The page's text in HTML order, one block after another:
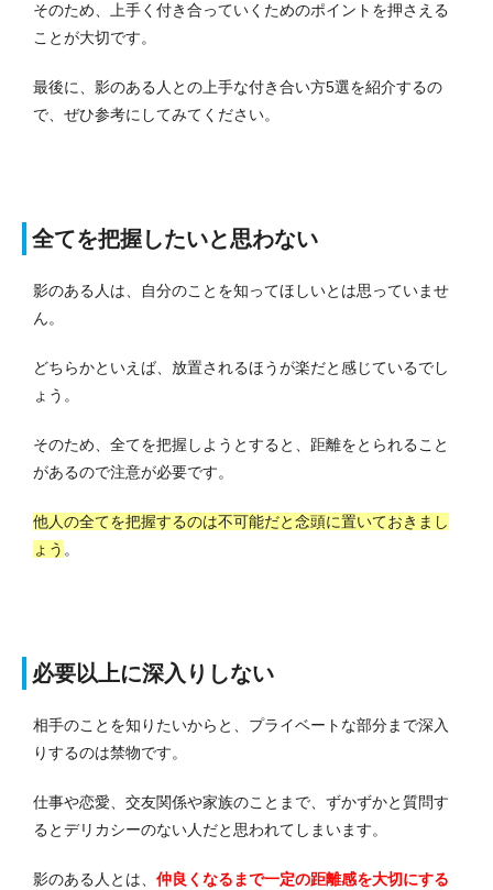
そのため、上手く付き合っていくためのポイントを押さえる
ことが大切です。
最後に、影のある人との上手な付き合い方5選を紹介するの
で、ぜひ参考にしてみてください。
全てを把握したいと思わない
影のある人は、自分のことを知ってほしいとは思っていませ
ん。
どちらかといえば、放置されるほうが楽だと感じているでし
ょう。
そのため、全てを把握しようとすると、距離をとられること
があるので注意が必要です。
他人の全てを把握するのは不可能だと念頭に置いておきまし
ょう 。
必要以上に深入りしない
相手のことを知りたいからと、プライベートな部分まで深入
りするのは禁物です。
仕事や恋愛、交友関係や家族のことまで、ずかずかと質問す
るとデリカシーのない人だと思われてしまいます。
影のある人とは、 仲良くなるまで一定の距離感を大切にする